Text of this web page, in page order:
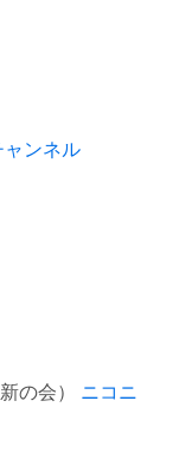
ャンネル
の会） ニコニ